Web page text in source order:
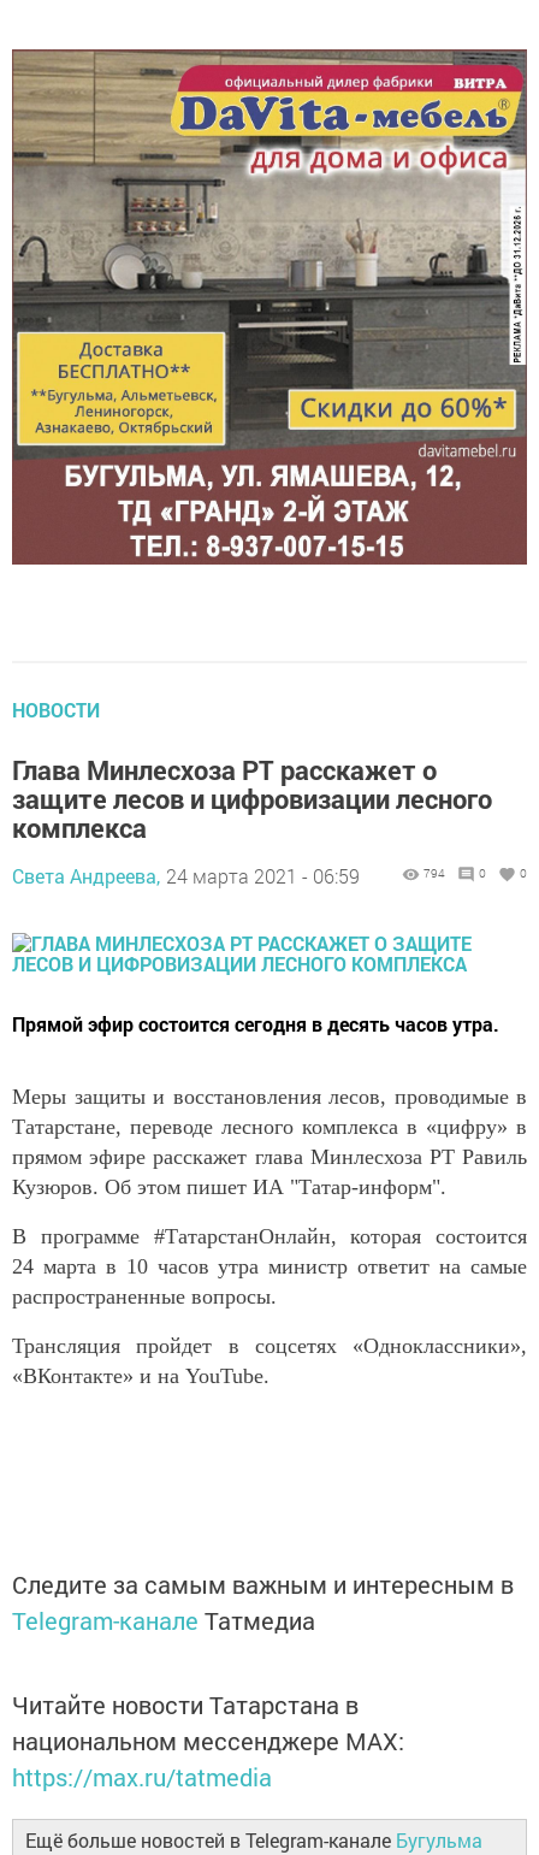
НОВОСТИ
Глава Минлесхоза РТ расскажет о
защите лесов и цифровизации лесного
комплекса
Света Андреева, 24 марта 2021 - 06:59 794 0 0
Прямой эфир состоится сегодня в десять часов утра.
Меры защиты и восстановления лесов, проводимые в
Татарстане, переводе лесного комплекса в «цифру» в
прямом эфире расскажет глава Минлесхоза РТ Равиль
Кузюров. Об этом пишет ИА "Татар-информ".
В программе #ТатарстанОнлайн, которая состоится
24 марта в 10 часов утра министр ответит на самые
распространенные вопросы.
Трансляция пройдет в соцсетях «Одноклассники»,
«ВКонтакте» и на YouTube.
Следите за самым важным и интересным в
Telegram-канале Татмедиа
Читайте новости Татарстана в
национальном мессенджере MАХ:
https://max.ru/tatmedia
Ещё больше новостей в Telegram-канале Бугульма